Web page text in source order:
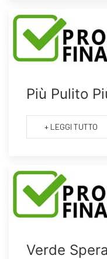
Più Pulito
+ LEGGI TUTTO
Verde